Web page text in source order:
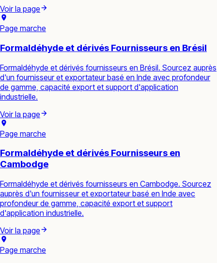
Voir la page
Page marche
Formaldéhyde et dérivés Fournisseurs en Brésil
Formaldéhyde et dérivés fournisseurs en Brésil. Sourcez auprès
d'un fournisseur et exportateur basé en Inde avec profondeur
de gamme, capacité export et support d'application
industrielle.
Voir la page
Page marche
Formaldéhyde et dérivés Fournisseurs en
Cambodge
Formaldéhyde et dérivés fournisseurs en Cambodge. Sourcez
auprès d'un fournisseur et exportateur basé en Inde avec
profondeur de gamme, capacité export et support
d'application industrielle.
Voir la page
Page marche